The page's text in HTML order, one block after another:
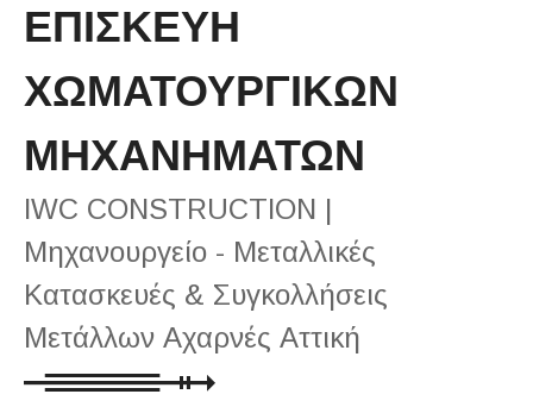
ΕΠΙΣΚΕΥΗ
ΧΩΜΑΤΟΥΡΓΙΚΩΝ
ΜΗΧΑΝΗΜΑΤΩΝ
IWC CONSTRUCTION |
Μηχανουργείο - Μεταλλικές
Κατασκευές & Συγκολλήσεις
Μετάλλων Αχαρνές Αττική